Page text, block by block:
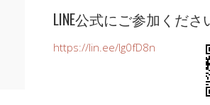
LINE公式にご参加くださ
https://lin.ee/Ig0fD8n